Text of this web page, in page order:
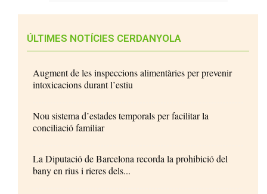
ÚLTIMES NOTÍCIES CERDANYOLA
Augment de les inspeccions alimentàries per prevenir
intoxicacions durant l’estiu
Nou sistema d’estades temporals per facilitar la
conciliació familiar
La Diputació de Barcelona recorda la prohibició del
bany en rius i rieres dels...